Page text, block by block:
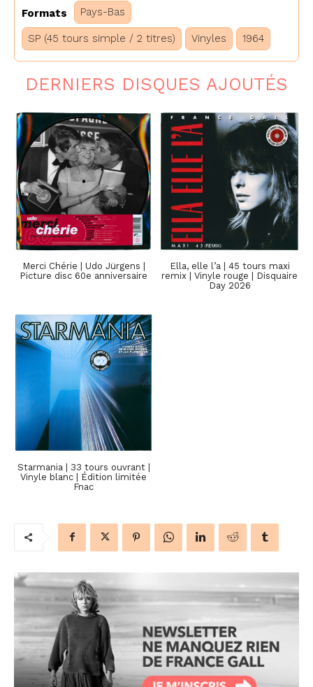
Formats Pays-Bas
SP (45 tours simple / 2 titres) Vinyles 1964
DERNIERS DISQUES AJOUTÉS
Merci Chérie | Udo Jürgens |
Picture disc 60e anniversaire
Ella, elle l’a | 45 tours maxi
remix | Vinyle rouge | Disquaire
Day 2026
Starmania | 33 tours ouvrant |
Vinyle blanc | Édition limitée
Fnac